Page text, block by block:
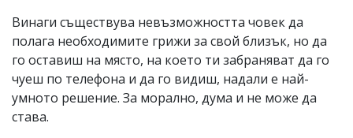
Винаги съществува невъзможността човек да
полага необходимите грижи за свой близък, но да
го оставиш на място, на което ти забраняват да го
чуеш по телефона и да го видиш, надали е най-
умното решение. За морално, дума и не може да
става.